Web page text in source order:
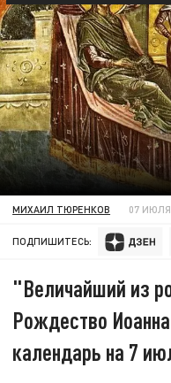
МИХАИЛ ТЮРЕНКОВ 07 ИЮЛЯ
ПОДПИШИТЕСЬ:
"Величайший из
Рождество
календарь на 7